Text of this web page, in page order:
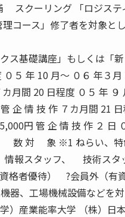
リング 「ロジスティ
コース」修了者を対象と
基礎講座」もしくは「新
５ 年 10 月〜 ０６ 年３月
月間 20 日程度 ０５ 年
企 情 技 作 ７カ月間 21
円 管 企 情 技 作 ２
数 対 象 ※1 ねらい、
報スタッフ、 技術
者優待） ?会員外（有
器、工場機械設備などを
学）産業能率大学 （株